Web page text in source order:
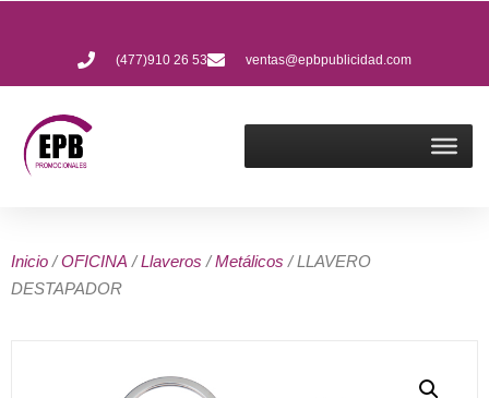
(477)910 26 53 ventas@epbpublicidad.com
Inicio /OFICINA /Llaveros /Metálicos / LLAVERO
DESTAPADOR